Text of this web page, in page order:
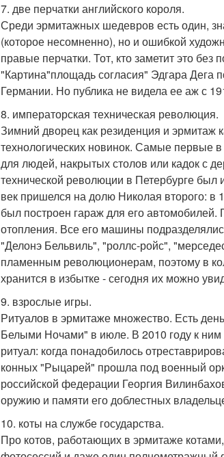
7. две перчатки английского короля.
Среди эрмитажных шедевров есть один,
(которое несомненно), но и ошибкой
правые перчатки. Тот, кто заметит это без
"Картина"площадь согласия" Эдгара
Германии. Но публика не видела ее аж с
8. императорская техническая революция.
Зимний дворец как резиденция и эрмитаж
технологических новинок. Самые первые
для людей, накрытых столов или кадок с
технической революции в Петербурге
век пришелся на долю Николая второго: в
был построен гараж для его автомобилей.
отопления. Все его машины
"Делонэ Бельвиль", "роллс-ройс",
пламенным революционерам, поэтому в
хранится в избытке - сегодня их можно
9. взрослые игры.
Ритуалов в эрмитаже множество. Есть
Белыми Ночами" в июле. В 2010 году к
ритуал: когда понадобилось
конных "Рыцарей" прошла под военный
российской федерации Георгия
оружию и памяти его доблестных
10. коты на службе государства.
Про котов, работающих в эрмитаже